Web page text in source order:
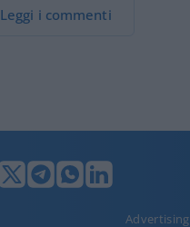
Leggi i commenti
Advertising